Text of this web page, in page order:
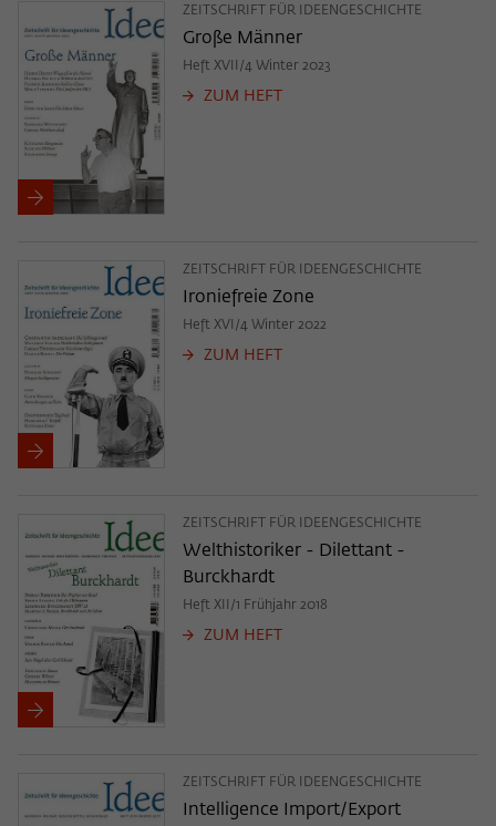
ZEITSCHRIFT FÜR IDEENGESCHICHTE
Große Männer
Heft XVII/4 Winter 2023
ZUM HEFT
ZEITSCHRIFT FÜR IDEENGESCHICHTE
Ironiefreie Zone
Heft XVI/4 Winter 2022
ZUM HEFT
ZEITSCHRIFT FÜR IDEENGESCHICHTE
Welthistoriker - Dilettant -
Burckhardt
Heft XII/1 Frühjahr 2018
ZUM HEFT
ZEITSCHRIFT FÜR IDEENGESCHICHTE
Intelligence Import/Export